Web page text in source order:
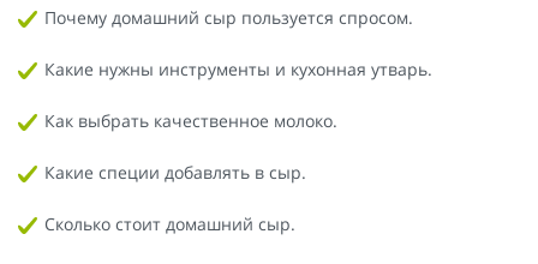
Почему домашний сыр пользуется спросом.
Какие нужны инструменты и кухонная утварь.
Как выбрать качественное молоко.
Какие специи добавлять в сыр.
Сколько стоит домашний сыр.